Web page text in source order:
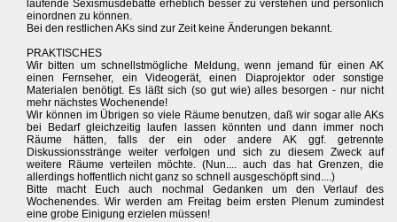
laufende Sexismusdebatte erheblich besser zu verstehen und persönlich
einordnen zu können.
Bei den restlichen AKs sind zur Zeit keine Änderungen bekannt.
PRAKTISCHES
Wir bitten um schnellstmögliche Meldung, wenn jemand für einen AK
einen Fernseher, ein Videogerät, einen Diaprojektor oder sonstige
Materialen benötigt. Es läßt sich (so gut wie) alles besorgen - nur nicht
mehr nächstes Wochenende!
Wir können im Übrigen so viele Räume benutzen, daß wir sogar alle AKs
bei Bedarf gleichzeitig laufen lassen könnten und dann immer noch
Räume hätten, falls der ein oder andere AK ggf. getrennte
Diskussionsstränge weiter verfolgen und sich zu diesem Zweck auf
weitere Räume verteilen möchte. (Nun.... auch das hat Grenzen, die
allerdings hoffentlich nicht ganz so schnell ausgeschöpft sind....)
Bitte macht Euch auch nochmal Gedanken um den Verlauf des
Wochenendes. Wir werden am Freitag beim ersten Plenum zumindest
eine grobe Einigung erzielen müssen!